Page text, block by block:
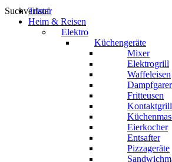
Suchverlauf
Tristar
Heim & Reisen
Elektro
Küchengeräte
Mixer
Elektrogrill
Waffeleisen
Fritteusen
Eierkocher
Entsafter
Pizzageräte